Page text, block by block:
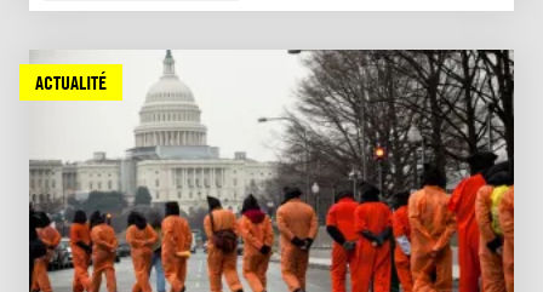
ACTUALITÉ